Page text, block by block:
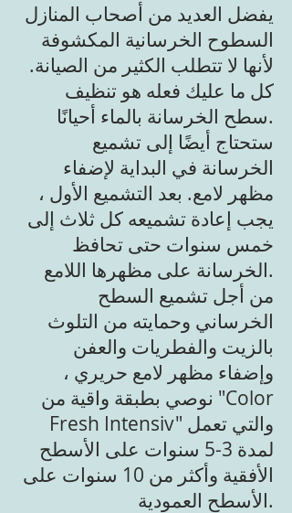
يفضل العديد من أصحاب المنازل
السطوح الخرسانية المكشوفة
لأنها لا تتطلب الكثير من الصيانة.
كل ما عليك فعله هو تنظيف
سطح الخرسانة بالماء أحيانًا.
ستحتاج أيضًا إلى تشميع
الخرسانة في البداية لإضفاء
مظهر لامع. بعد التشميع الأول ،
يجب إعادة تشميعه كل ثلاث إلى
خمس سنوات حتى تحافظ
الخرسانة على مظهرها اللامع.
من أجل تشميع السطح
الخرساني وحمايته من التلوث
بالزيت والفطريات والعفن
وإضفاء مظهر لامع حريري ،
نوصي بطبقة واقية من "Color
Fresh Intensiv" والتي تعمل
لمدة 3-5 سنوات على الأسطح
الأفقية وأكثر من 10 سنوات على
الأسطح العمودية.